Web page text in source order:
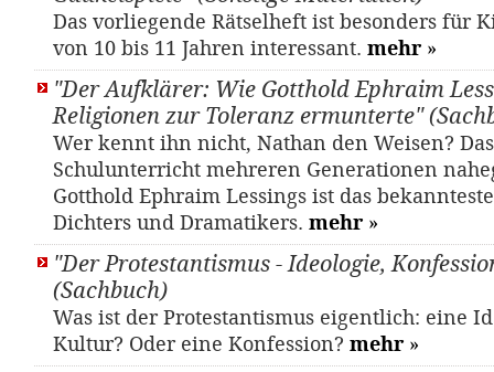
Das vorliegende Rätselheft ist besonders für
von 10 bis 11 Jahren interessant. mehr »
"Der Aufklärer: Wie Gotthold Ephraim
Religionen zur Toleranz ermunterte"
Wer kennt ihn nicht, Nathan den Weisen?
Schulunterricht mehreren Generationen
Gotthold Ephraim Lessings ist das
Dichters und Dramatikers. mehr »
"Der Protestantismus - Ideologie,
(Sachbuch)
Was ist der Protestantismus eigentlich: eine
Kultur? Oder eine Konfession? mehr »